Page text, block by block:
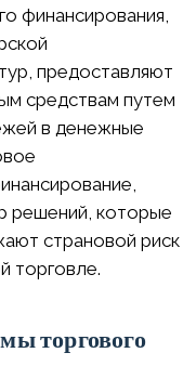
финансирования,
предоставляют
средствам путем
в денежные
решений, которые
страновой риск
торговле.
торгового